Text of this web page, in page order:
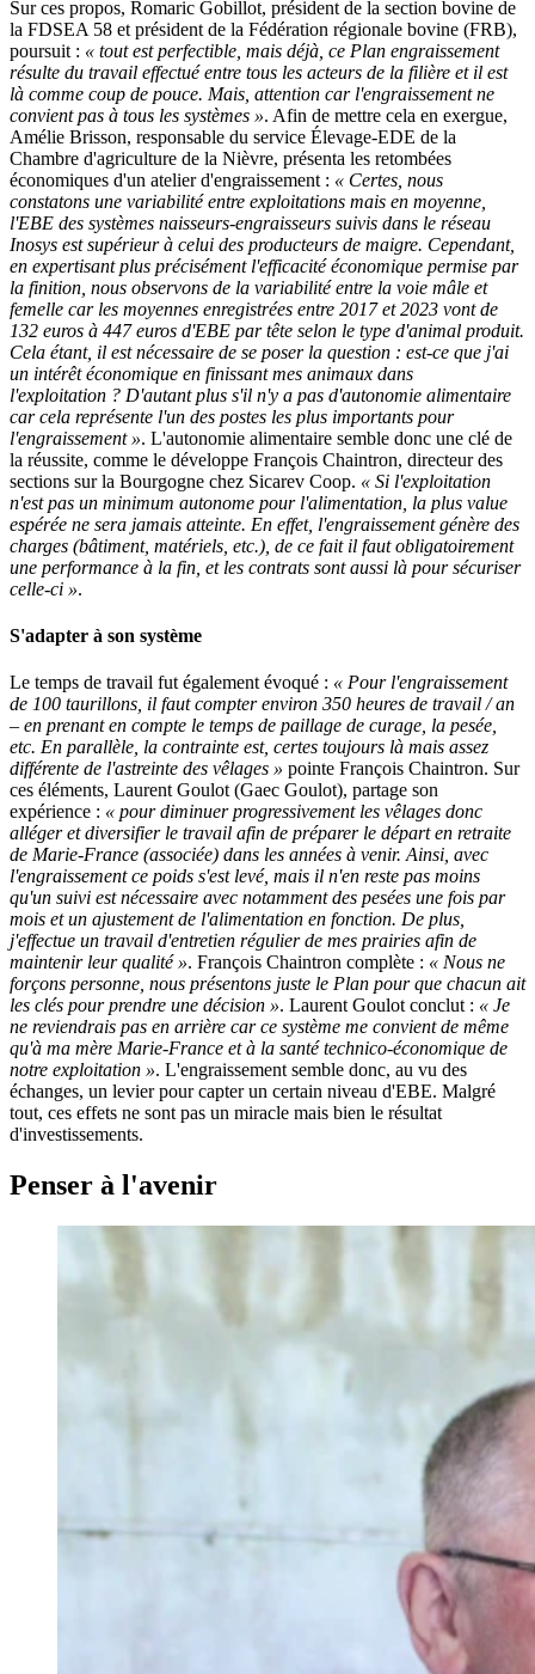
Sur ces propos, Romaric Gobillot, président de la section bovine de
la FDSEA 58 et président de la Fédération régionale bovine (FRB),
poursuit : « tout est perfectible, mais déjà, ce Plan engraissement
résulte du travail effectué entre tous les acteurs de la filière et il est
là comme coup de pouce. Mais, attention car l'engraissement ne
convient pas à tous les systèmes ». Afin de mettre cela en exergue,
Amélie Brisson, responsable du service Élevage-EDE de la
Chambre d'agriculture de la Nièvre, présenta les retombées
économiques d'un atelier d'engraissement : « Certes, nous
constatons une variabilité entre exploitations mais en moyenne,
l'EBE des systèmes naisseurs-engraisseurs suivis dans le réseau
Inosys est supérieur à celui des producteurs de maigre. Cependant,
en expertisant plus précisément l'efficacité économique permise par
la finition, nous observons de la variabilité entre la voie mâle et
femelle car les moyennes enregistrées entre 2017 et 2023 vont de
132 euros à 447 euros d'EBE par tête selon le type d'animal produit.
Cela étant, il est nécessaire de se poser la question : est-ce que j'ai
un intérêt économique en finissant mes animaux dans
l'exploitation ? D'autant plus s'il n'y a pas d'autonomie alimentaire
car cela représente l'un des postes les plus importants pour
l'engraissement ». L'autonomie alimentaire semble donc une clé de
la réussite, comme le développe François Chaintron, directeur des
sections sur la Bourgogne chez Sicarev Coop. « Si l'exploitation
n'est pas un minimum autonome pour l'alimentation, la plus value
espérée ne sera jamais atteinte. En effet, l'engraissement génère des
charges (bâtiment, matériels, etc.), de ce fait il faut obligatoirement
une performance à la fin, et les contrats sont aussi là pour sécuriser
celle-ci ».
S'adapter à son système
Le temps de travail fut également évoqué : « Pour l'engraissement
de 100 taurillons, il faut compter environ 350 heures de travail / an
– en prenant en compte le temps de paillage de curage, la pesée,
etc. En parallèle, la contrainte est, certes toujours là mais assez
différente de l'astreinte des vêlages » pointe François Chaintron. Sur
ces éléments, Laurent Goulot (Gaec Goulot), partage son
expérience : « pour diminuer progressivement les vêlages donc
alléger et diversifier le travail afin de préparer le départ en retraite
de Marie-France (associée) dans les années à venir. Ainsi, avec
l'engraissement ce poids s'est levé, mais il n'en reste pas moins
qu'un suivi est nécessaire avec notamment des pesées une fois par
mois et un ajustement de l'alimentation en fonction. De plus,
j'effectue un travail d'entretien régulier de mes prairies afin de
maintenir leur qualité ». François Chaintron complète : « Nous ne
forçons personne, nous présentons juste le Plan pour que chacun ait
les clés pour prendre une décision ». Laurent Goulot conclut : « Je
ne reviendrais pas en arrière car ce système me convient de même
qu'à ma mère Marie-France et à la santé technico-économique de
notre exploitation ». L'engraissement semble donc, au vu des
échanges, un levier pour capter un certain niveau d'EBE. Malgré
tout, ces effets ne sont pas un miracle mais bien le résultat
d'investissements.
Penser à l'avenir